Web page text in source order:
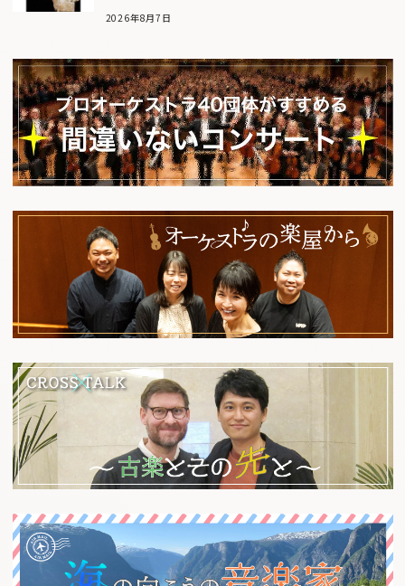
2026年8月7日